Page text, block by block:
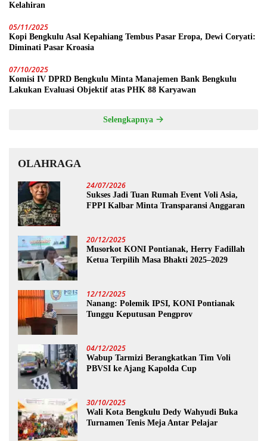
Kelahiran
05/11/2025
Kopi Bengkulu Asal Kepahiang Tembus Pasar Eropa, Dewi Coryati:
Diminati Pasar Kroasia
07/10/2025
Komisi IV DPRD Bengkulu Minta Manajemen Bank Bengkulu
Lakukan Evaluasi Objektif atas PHK 88 Karyawan
Selengkapnya
OLAHRAGA
24/07/2026
Sukses Jadi Tuan Rumah Event Voli Asia,
FPPI Kalbar Minta Transparansi Anggaran
20/12/2025
Musorkot KONI Pontianak, Herry Fadillah
Ketua Terpilih Masa Bhakti 2025–2029
12/12/2025
Nanang: Polemik IPSI, KONI Pontianak
Tunggu Keputusan Pengprov
04/12/2025
Wabup Tarmizi Berangkatkan Tim Voli
PBVSI ke Ajang Kapolda Cup
30/10/2025
Wali Kota Bengkulu Dedy Wahyudi Buka
Turnamen Tenis Meja Antar Pelajar